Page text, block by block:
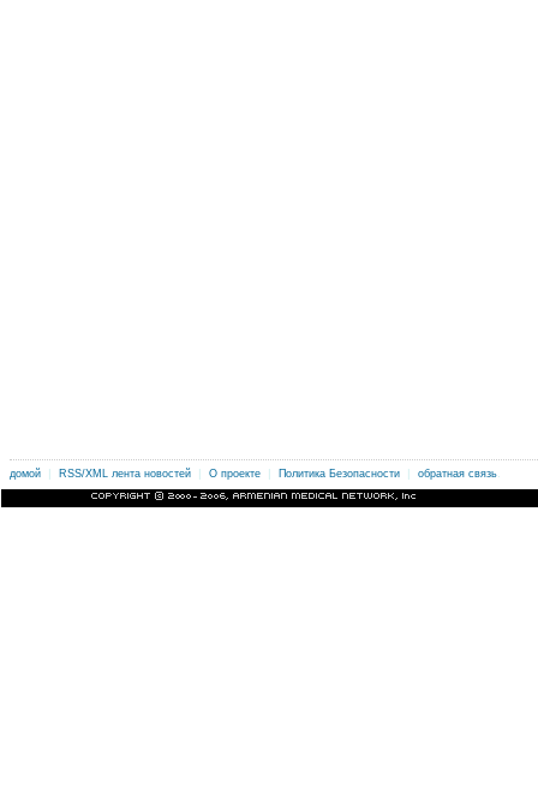
домой | RSS/XML лента новостей | О проекте | Политика Безопасности | обратная связь